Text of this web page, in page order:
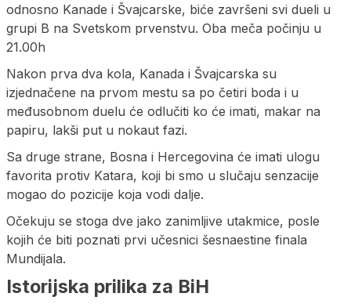
odnosno Kanade i Švajcarske, biće završeni svi dueli u
grupi B na Svetskom prvenstvu. Oba meča počinju u
21.00h
Nakon prva dva kola, Kanada i Švajcarska su
izjednačene na prvom mestu sa po četiri boda i u
međusobnom duelu će odlučiti ko će imati, makar na
papiru, lakši put u nokaut fazi.
Sa druge strane, Bosna i Hercegovina će imati ulogu
favorita protiv Katara, koji bi smo u slučaju senzacije
mogao do pozicije koja vodi dalje.
Očekuju se stoga dve jako zanimljive utakmice, posle
kojih će biti poznati prvi učesnici šesnaestine finala
Mundijala.
Istorijska prilika za BiH